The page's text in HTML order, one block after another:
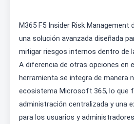
M365 F5 Insider Risk Management
una solución avanzada diseñada
mitigar riesgos internos dentro de
A diferencia de otras opciones en
herramienta se integra de manera
ecosistema Microsoft 365, lo que
administración centralizada y una
para los usuarios y